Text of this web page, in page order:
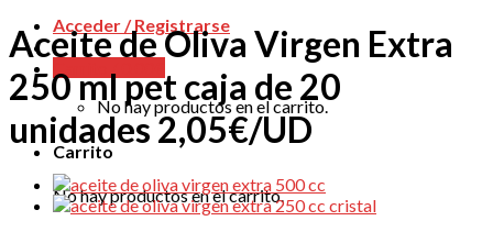
Acceder / Registrarse
No hay productos en el carrito.
Carrito
No hay productos en el carrito.
Aceite de Oliva Virgen Extra
250 ml pet caja de 20
unidades 2,05€/UD